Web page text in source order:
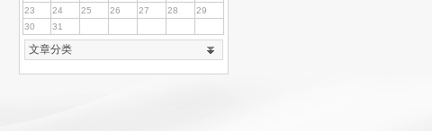
23
24 25 26 27 28
29
30
31
文章分类